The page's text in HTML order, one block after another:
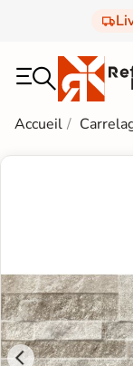
Accueil